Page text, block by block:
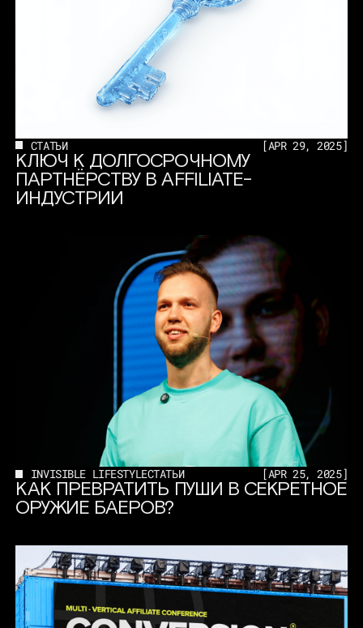
СТАТЬИ [APR 29, 2025]
КЛЮЧ К ДОЛГОСРОЧНОМУ
ПАРТНЁРСТВУ В AFFILIATE-
ИНДУСТРИИ
INVISIBLE LIFESTYLEСТАТЬИ [APR 25, 2025]
КАК ПРЕВРАТИТЬ ПУШИ В СЕКРЕТНОЕ
ОРУЖИЕ БАЕРОВ?